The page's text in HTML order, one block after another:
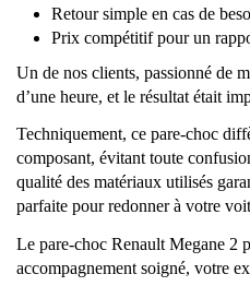
Retour simple en cas de
Prix compétitif pour un
Un de nos clients, passionné de
d’une heure, et le résultat était
Techniquement, ce pare-choc
composant, évitant toute
qualité des matériaux utilisés
parfaite pour redonner à votre
Le pare-choc Renault Megane 2
accompagnement soigné, votre